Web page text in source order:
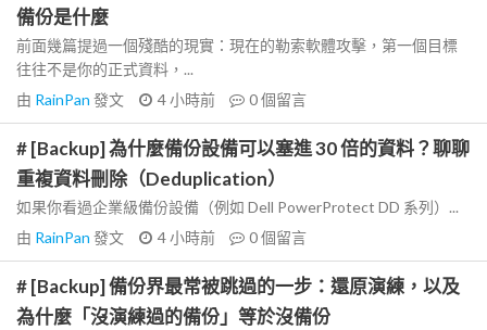
備份是什麼
前面幾篇提過一個殘酷的現實：現在的勒索軟體攻擊，第一個目標
往往不是你的正式資料，...
由 RainPan 發文 4 小時前 0個留言
# [Backup] 為什麼備份設備可以塞進 30 倍的資料？聊聊
重複資料刪除（Deduplication）
如果你看過企業級備份設備（例如 Dell PowerProtect DD 系列）...
由 RainPan 發文 4 小時前 0個留言
# [Backup] 備份界最常被跳過的一步：還原演練，以及
為什麼「沒演練過的備份」等於沒備份